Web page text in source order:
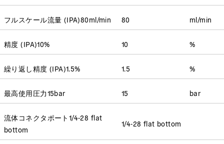
フルスケール流量 (IPA)80ml/min 80 ml/min
精度 (IPA)10% 10 %
繰り返し精度 (IPA)1.5% 1.5 %
最高使用圧力15bar 15 bar
流体コネクタポート 1/4-28 flat
bottom
1/4-28 flat bottom